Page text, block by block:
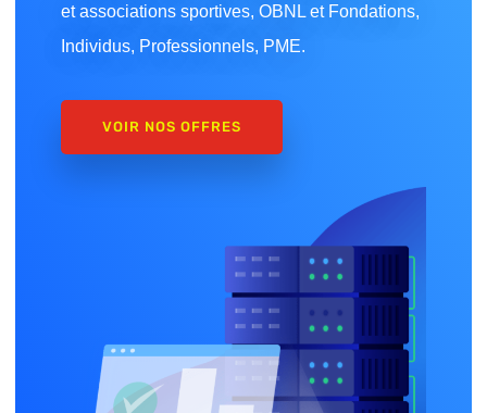
et associations sportives, OBNL et Fondations,
Individus, Professionnels, PME.
VOIR NOS OFFRES